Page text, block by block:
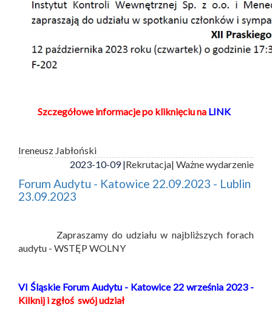
Szczegółowe informacje po kliknięciu na LINK
Ireneusz Jabłoński
2023-10-09 |Rekrutacja| Ważne wydarzenie
Forum Audytu - Katowice 22.09.2023 - Lublin
23.09.2023
Zapraszamy do udziału w najbliższych forach
audytu - WSTĘP WOLNY
VI Śląskie Forum Audytu - Katowice 22 września 2023 -
Kilknij i zgłoś swój udział